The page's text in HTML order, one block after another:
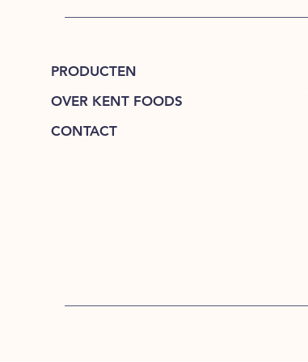
PRODUCTEN
OVER KENT FOODS
CONTACT